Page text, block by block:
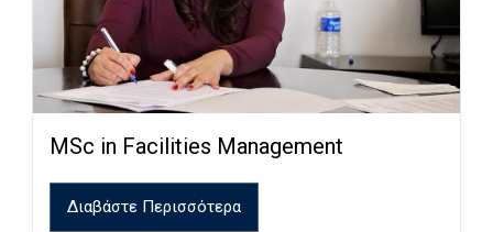
MSc in Facilities Management
Διαβάστε Περισσότερα